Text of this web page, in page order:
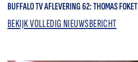
BUFFALO TV AFLEVERING 62: THOMAS FOKET
BEKIJK VOLLEDIG NIEUWSBERICHT